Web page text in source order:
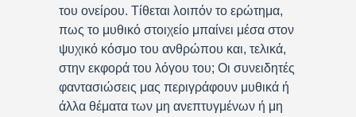
του ονείρου. Τίθεται λοιπόν το ερώτημα,
πως το μυθικό στοιχείο μπαίνει μέσα στον
ψυχικό κόσμο του ανθρώπου και, τελικά,
στην εκφορά του λόγου του; Οι συνειδητές
φαντασιώσεις μας περιγράφουν μυθικά ή
άλλα θέματα των μη ανεπτυγμένων ή μη